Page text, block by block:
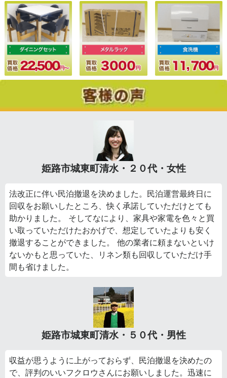
姫路市城東町清水・２０代・女性
法改正に伴い民泊撤退を決めました。民泊運営最終日に
回収をお願いしたところ、快く承諾していただけとても
助かりました。 そしてなにより、家具や家電を色々と買
い取っていただけたおかげで、想定していたよりも安く
撤退することができました。 他の業者に頼まないといけ
ないかもと思っていた、リネン類も回収していただけ手
間も省けました。
姫路市城東町清水・５０代・男性
収益が思うように上がっておらず、民泊撤退を決めたの
で、評判のいいフクロウさんにお願いしました。迅速に